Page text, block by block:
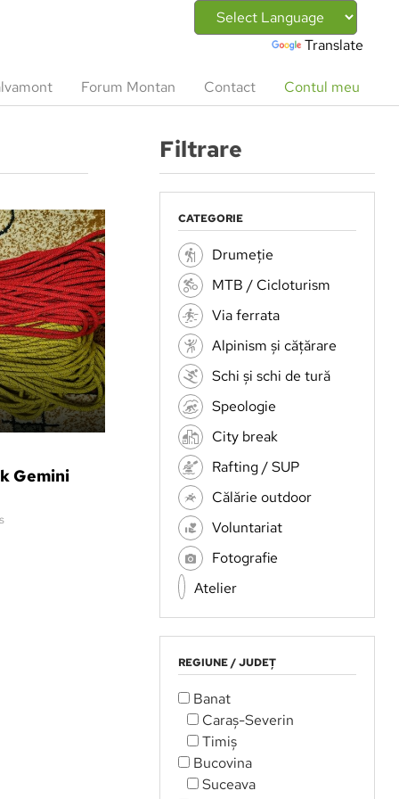
Translate
Contul meu
Contact
Forum Montan
Gemini
Filtrare
CATEGORIE
Drumeție
MTB / Cicloturism
Via ferrata
Alpinism și cățărare
Schi și schi de tură
Speologie
City break
Rafting / SUP
Călărie outdoor
Voluntariat
Fotografie
Atelier
REGIUNE / JUDEȚ
Banat
Caraș-Severin
Timiș
Bucovina
Suceava